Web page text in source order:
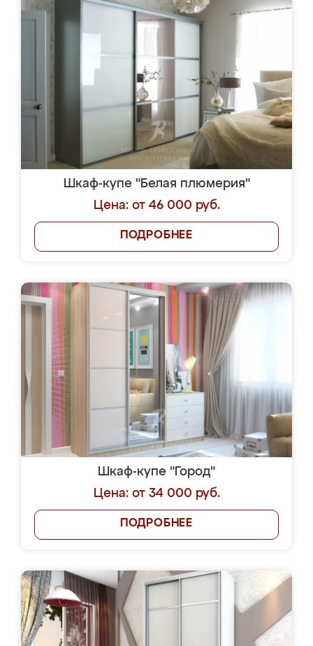
Шкаф-купе "Белая плюмерия"
Цена: от 46 000 руб.
ПОДРОБНЕЕ
Шкаф-купе "Город"
Цена: от 34 000 руб.
ПОДРОБНЕЕ